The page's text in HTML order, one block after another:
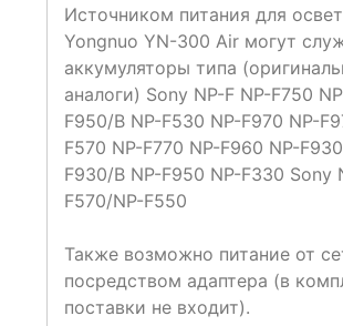
Источником питания для
Yongnuo YN-300 Air могут
аккумуляторы типа
аналоги) Sony NP-F NP-F750
F950/B NP-F530 NP-F970 NP-
F570 NP-F770 NP-F960 NP-
F930/B NP-F950 NP-F330 Sony
F570/NP-F550
Также возможно питание от
посредством адаптера (в
поставки не входит).